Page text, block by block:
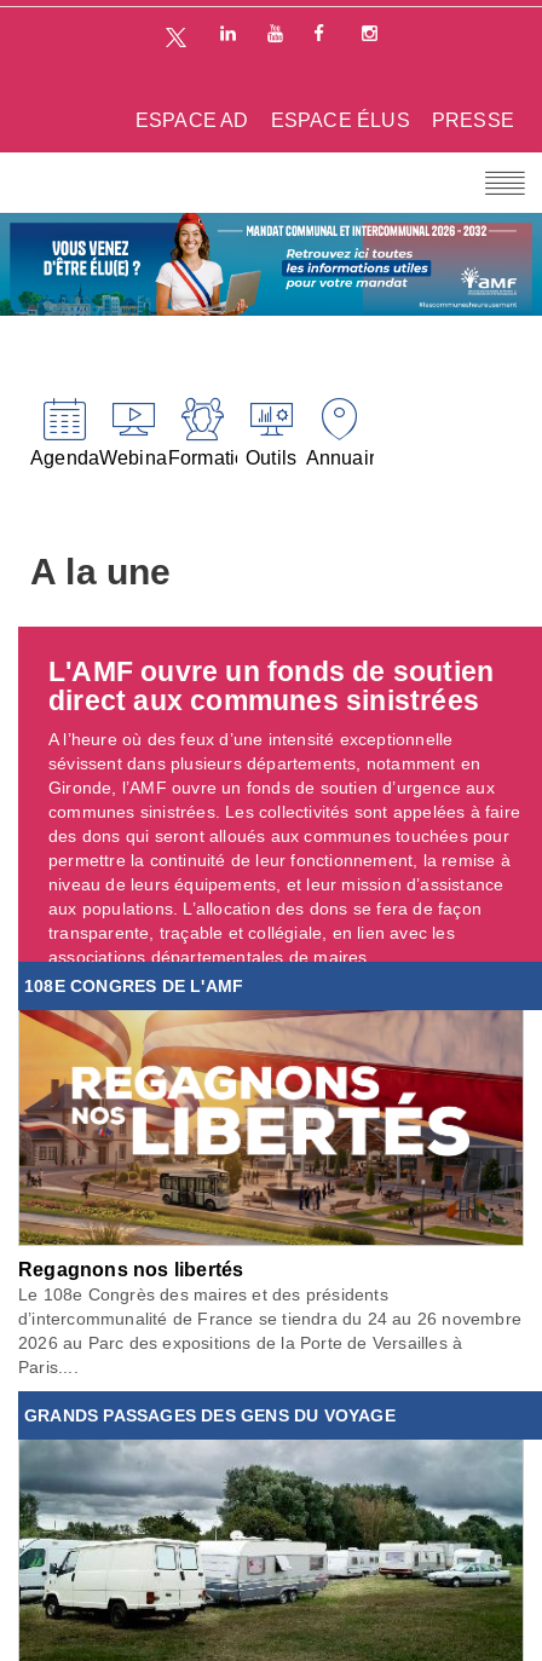
PRESSE
ESPACE ÉLUS
ESPACE AD
AgendaWebinairesFormationsOutils Annuaires
A la une
L'AMF ouvre un fonds de soutien
direct aux communes sinistrées
A l’heure où des feux d’une intensité exceptionnelle
sévissent dans plusieurs départements, notamment en
Gironde, l’AMF ouvre un fonds de soutien d’urgence aux
communes sinistrées. Les collectivités sont appelées à faire
des dons qui seront alloués aux communes touchées pour
permettre la continuité de leur fonctionnement, la remise à
niveau de leurs équipements, et leur mission d’assistance
aux populations. L’allocation des dons se fera de façon
transparente, traçable et collégiale, en lien avec les
associations départementales de maires. ...
108E CONGRES DE L'AMF
Regagnons nos libertés
Le 108e Congrès des maires et des présidents
d’intercommunalité de France se tiendra du 24 au 26 novembre
2026 au Parc des expositions de la Porte de Versailles à
Paris....
GRANDS PASSAGES DES GENS DU VOYAGE